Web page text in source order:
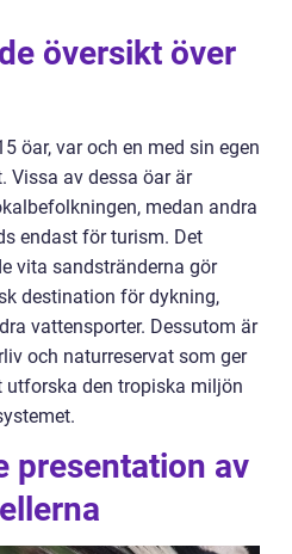
översikt över
öar, var och en med sin egen
Vissa av dessa öar är
medan andra
endast för turism. Det
vita sandstränderna gör
destination för dykning,
vattensporter. Dessutom är
och naturreservat som ger
utforska den tropiska miljön
presentation av